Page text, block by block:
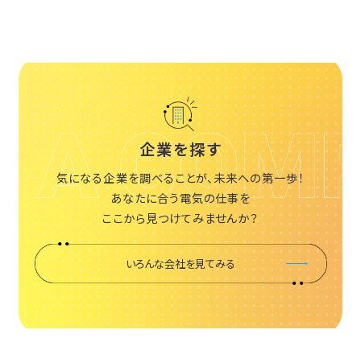
企業を探す
気になる企業を調べることが、未来への第一歩！
あなたに合う電気の仕事を
ここから見つけてみませんか？
いろんな会社を見てみる